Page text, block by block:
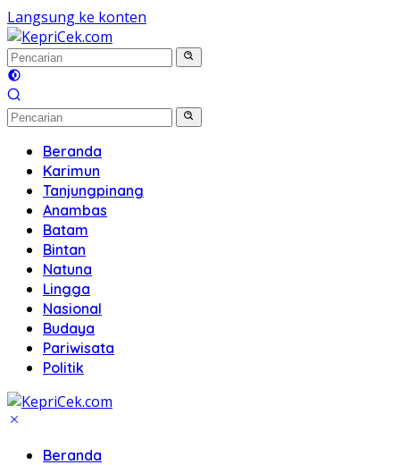
Langsung ke konten
Beranda
Karimun
Tanjungpinang
Anambas
Batam
Bintan
Natuna
Lingga
Nasional
Budaya
Pariwisata
Politik
Beranda